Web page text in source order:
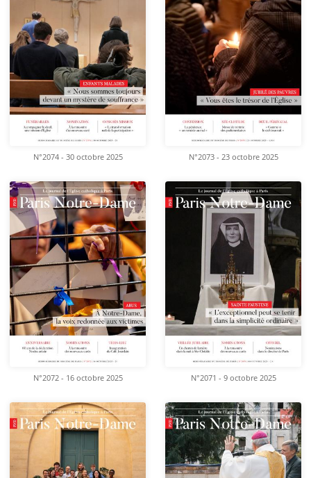
N°2074 - 30 octobre 2025 N°2073 - 23 octobre 2025
N°2072 - 16 octobre 2025 N°2071 - 9 octobre 2025